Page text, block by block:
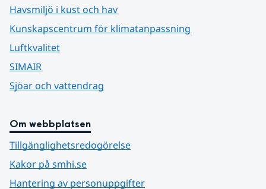
Havsmiljö i kust och hav
Kunskapscentrum för klimatanpassning
Luftkvalitet
SIMAIR
Sjöar och vattendrag
Om webbplatsen
Tillgänglighetsredogörelse
Kakor på smhi.se
Hantering av personuppgifter